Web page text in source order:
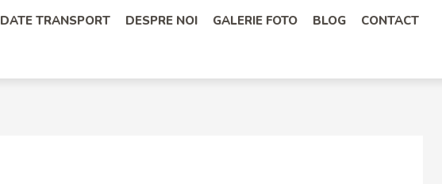
DATE TRANSPORT DESPRE NOI GALERIE FOTO BLOG CONTACT